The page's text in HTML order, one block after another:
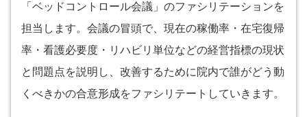
「ベッドコントロール会議」のファシリテーションを
担当します。会議の冒頭で、現在の稼働率・在宅復帰
率・看護必要度・リハビリ単位などの経営指標の現状
と問題点を説明し、改善するために院内で誰がどう動
くべきかの合意形成をファシリテートしていきます。